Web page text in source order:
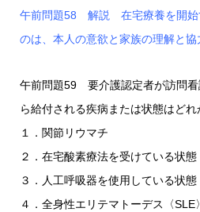
午前問題58 解説 在宅療養を開始
のは、本人の意欲と家族の理解と協
午前問題59 要介護認定者が訪問看
ら給付される疾病または状態はどれ
１．関節リウマチ
２．在宅酸素療法を受けている状態
３．人工呼吸器を使用している状態
４．全身性エリテマトーデス〈SLE〉